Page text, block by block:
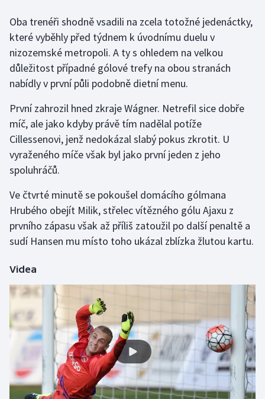
Golf
Gymnastika
Jezdectví
Judo
Lezení
Lyže a snowboard
Moderní pětiboj
Motorsport
Olympijské hry
Parasport
Plavání
Oba trenéři shodně vsadili na zcela totožné jedenáctky,
které vyběhly před týdnem k úvodnímu duelu v
nizozemské metropoli. A ty s ohledem na velkou
důležitost případné gólové trefy na obou stranách
nabídly v první půli podobně dietní menu.
První zahrozil hned zkraje Wágner. Netrefil sice dobře
míč, ale jako kdyby právě tím nadělal potíže
Cillessenovi, jenž nedokázal slabý pokus zkrotit. U
vyraženého míče však byl jako první jeden z jeho
spoluhráčů.
Ve čtvrté minutě se pokoušel domácího gólmana
Hrubého obejít Milik, střelec vítězného gólu Ajaxu z
prvního zápasu však až příliš zatoužil po další penaltě a
sudí Hansen mu místo toho ukázal zblízka žlutou kartu.
Videa